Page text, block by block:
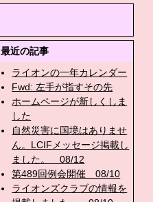
最近の記事
ライオンの一年カレンダー
Fwd: 左手が指すその先
ホームページが新しくしま
した
自然災害に国境はありませ
ん。LCIFメッセージ掲載し
ました。 08/12
第489回例会開催 08/10
ライオンズクラブの情報を